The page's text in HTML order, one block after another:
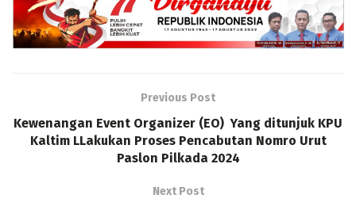
Previous Post
Kewenangan Event Organizer (EO) Yang ditunjuk KPU
Kaltim LLakukan Proses Pencabutan Nomro Urut
Paslon Pilkada 2024
Next Post